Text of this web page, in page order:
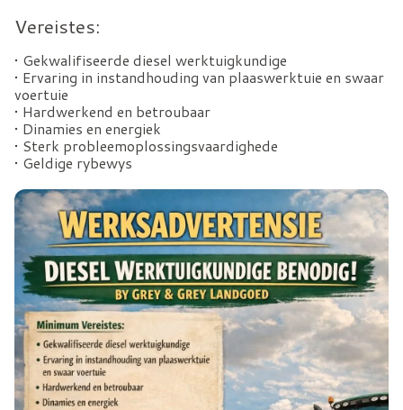
Vereistes:
• Gekwalifiseerde diesel werktuigkundige
• Ervaring in instandhouding van plaaswerktuie en swaar
voertuie
• Hardwerkend en betroubaar
• Dinamies en energiek
• Sterk probleemoplossingsvaardighede
• Geldige rybewys